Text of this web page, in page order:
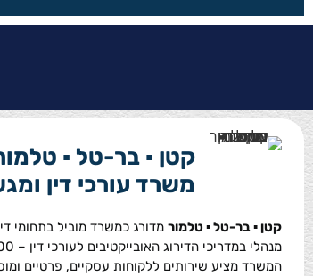
קטן ▪ בר-טל ▪
משרד עורכי דין
קטן ▪ בר-טל ▪ טלמור מדורג כמשרד מוביל בתחומי
מנהלי במדריכי הדירוג האובייקטיבים לעורכי דין – Dun's100 ו-BDI.
המשרד מציע שירותים ללקוחות עסקיים, פרטיים